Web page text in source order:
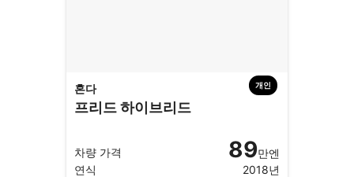
혼다
프리드 하이브리드
차량 가격 89만엔
연식
2018년
개인